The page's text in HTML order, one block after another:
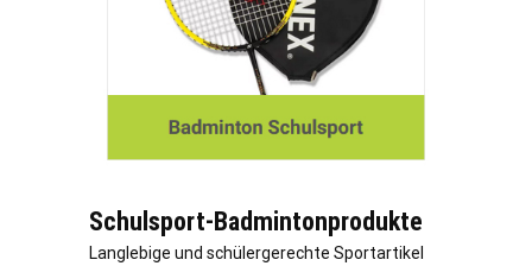
Schulsport-Badmintonprodukte
Langlebige und schülergerechte Sportartikel